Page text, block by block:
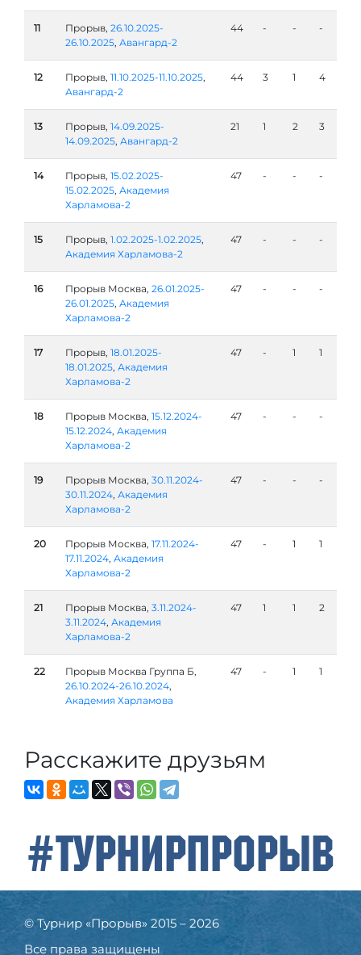
11 Прорыв, 26.10.2025-
26.10.2025, Авангард-2
44 - - -
12 Прорыв, 11.10.2025-11.10.2025,
Авангард-2
44 3 1 4
13 Прорыв, 14.09.2025-
14.09.2025, Авангард-2
21 1 2 3
14 Прорыв, 15.02.2025-
15.02.2025, Академия
Харламова-2
47 - - -
15 Прорыв, 1.02.2025-1.02.2025,
Академия Харламова-2
47 - - -
16 Прорыв Москва, 26.01.2025-
26.01.2025, Академия
Харламова-2
47 - - -
17 Прорыв, 18.01.2025-
18.01.2025, Академия
Харламова-2
47 - 1 1
18 Прорыв Москва, 15.12.2024-
15.12.2024, Академия
Харламова-2
47 - - -
19 Прорыв Москва, 30.11.2024-
30.11.2024, Академия
Харламова-2
47 - - -
20 Прорыв Москва, 17.11.2024-
17.11.2024, Академия
Харламова-2
47 - 1 1
21 Прорыв Москва, 3.11.2024-
3.11.2024, Академия
Харламова-2
47 1 1 2
22
Прорыв Москва Группа Б,
26.10.2024-26.10.2024,
Академия Харламова
47 - 1 1
Расскажите друзьям
#ТурнирПрорыв
© Турнир «Прорыв» 2015 – 2026
Все права защищены